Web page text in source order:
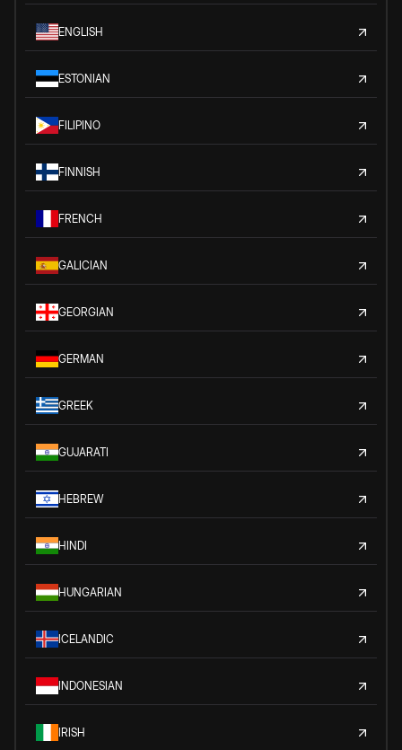
ENGLISH
ESTONIAN
FILIPINO
FINNISH
FRENCH
GALICIAN
GEORGIAN
GERMAN
GREEK
GUJARATI
HEBREW
HINDI
HUNGARIAN
ICELANDIC
INDONESIAN
IRISH